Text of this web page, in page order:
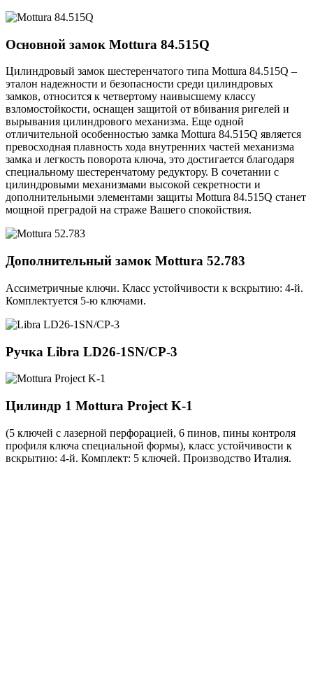
Основной замок Mottura 84.515Q
Цилиндровый замок шестеренчатого типа Mottura 84.515Q –
эталон надежности и безопасности среди цилиндровых
замков, относится к четвертому наивысшему классу
взломостойкости, оснащен защитой от вбивания ригелей и
вырывания цилиндрового механизма. Еще одной
отличительной особенностью замка Mottura 84.515Q является
превосходная плавность хода внутренних частей механизма
замка и легкость поворота ключа, это достигается благодаря
специальному шестеренчатому редуктору. В сочетании с
цилиндровыми механизмами высокой секретности и
дополнительными элементами защиты Mottura 84.515Q станет
мощной преградой на страже Вашего спокойствия.
Дополнительный замок Mottura 52.783
Ассиметричные ключи. Класс устойчивости к вскрытию: 4-й.
Комплектуется 5-ю ключами.
Ручка Libra LD26-1SN/CP-3
Цилиндр 1 Mottura Project K-1
(5 ключей с лазерной перфорацией, 6 пинов, пины контроля
профиля ключа специальной формы), класс устойчивости к
вскрытию: 4-й. Комплект: 5 ключей. Производство Италия.